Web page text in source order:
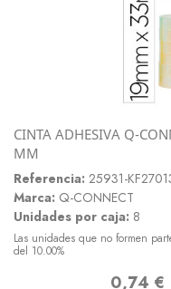
CINTA ADHESIVA Q-
MM
Referencia: 25931-
Marca: Q-CONNECT
Unidades por caja: 8
Las unidades que no formen
del 10.00%
0,74 €